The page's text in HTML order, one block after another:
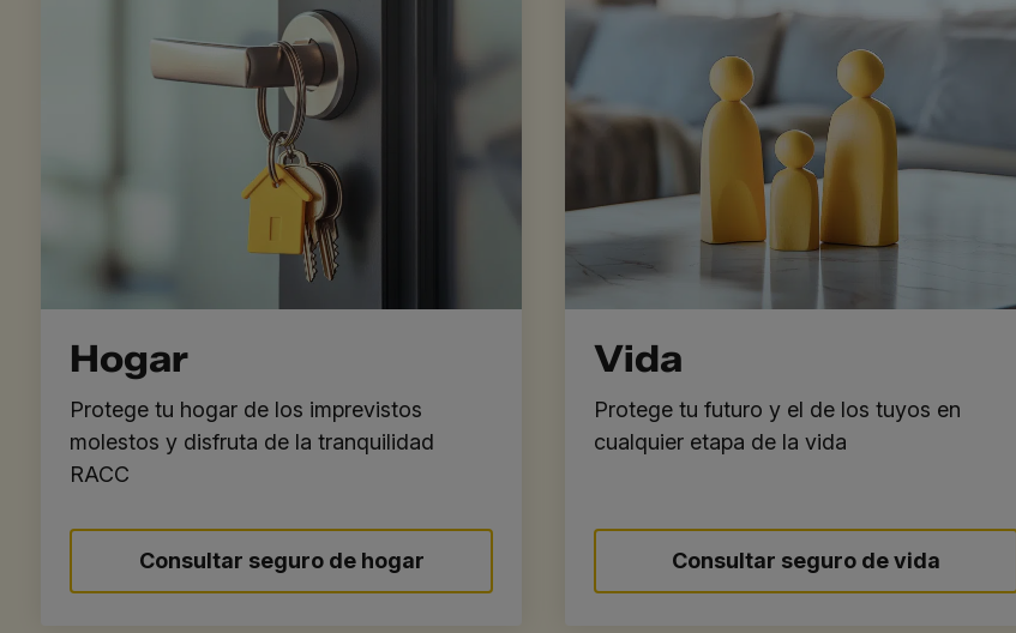
Hogar
Protege tu hogar de los imprevistos
molestos y disfruta de la tranquilidad
RACC
Consultar seguro de hogar
Vida
Protege tu futuro y el de los tuyos en
cualquier etapa de la vida
Consultar seguro de vida